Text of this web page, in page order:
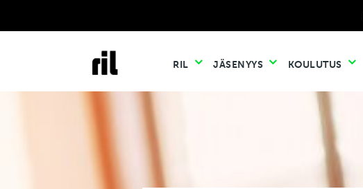
RIL JÄSENYYS KOULUTUS